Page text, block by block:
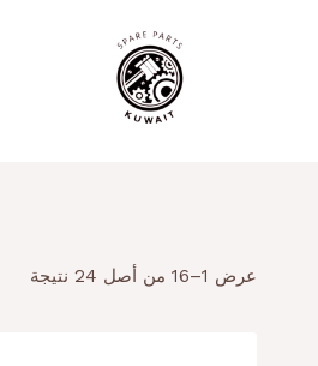
عرض 1–16 من أصل 24 نتيجة